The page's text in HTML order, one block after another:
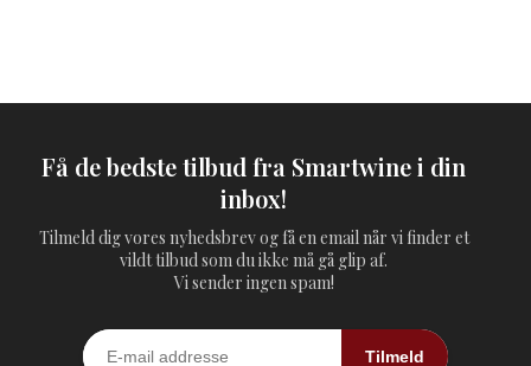
Få de bedste tilbud fra Smartwine i din
inbox!
Tilmeld dig vores nyhedsbrev og få en email når vi finder et
vildt tilbud som du ikke må gå glip af.
Vi sender ingen spam!
Tilmeld